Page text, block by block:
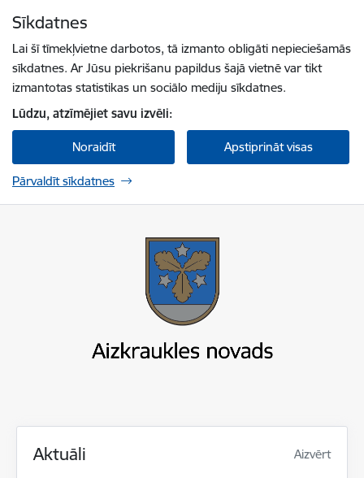
Sīkdatnes
Lai šī tīmekļvietne darbotos, tā izmanto obligāti nepieciešamās
sīkdatnes. Ar Jūsu piekrišanu papildus šajā vietnē var tikt
izmantotas statistikas un sociālo mediju sīkdatnes.
Lūdzu, atzīmējiet savu izvēli:
Noraidīt Apstiprināt visas
Pārvaldīt sīkdatnes
Aktuāli Aizvērt